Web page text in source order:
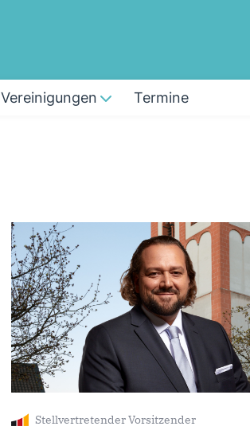
Vereinigungen Termine
Stellvertretender Vorsitzender